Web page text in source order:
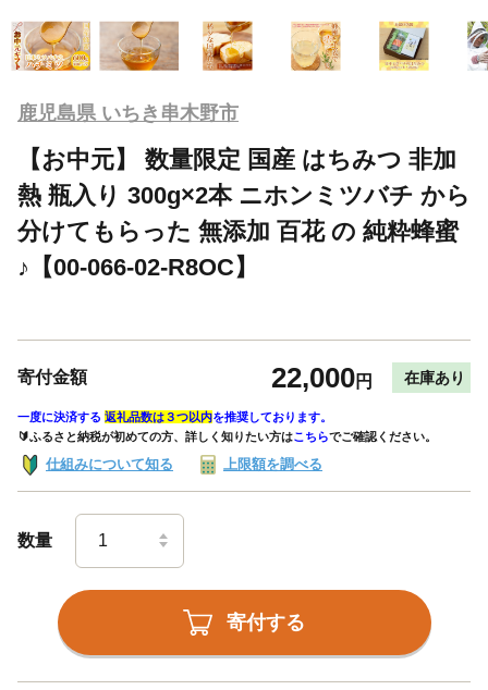
鹿児島県 いちき串木野市
【お中元】 数量限定 国産 はちみつ 非加
熱 瓶入り 300g×2本 ニホンミツバチ から
分けてもらった 無添加 百花 の 純粋蜂蜜
♪【00-066-02-R8OC】
寄付金額 22,000円 在庫あり
一度に決済する 返礼品数は３つ以内を推奨しております。
🔰ふるさと納税が初めての方、詳しく知りたい方はこちらでご確認ください。
仕組みについて知る 上限額を調べる
数量
寄付する